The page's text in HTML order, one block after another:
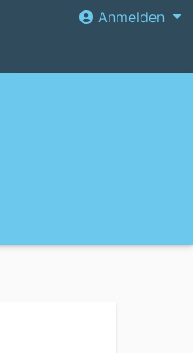
Anmelden